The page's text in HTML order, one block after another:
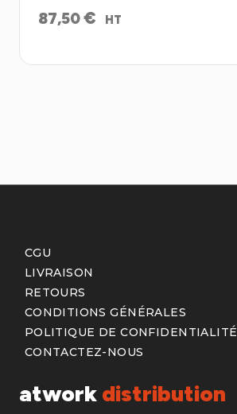
87,50€ HT
atwork distribution
CGU
LIVRAISON
RETOURS
CONDITIONS GÉNÉRALES
POLITIQUE DE CONFIDENTIALITÉ
CONTACTEZ-NOUS